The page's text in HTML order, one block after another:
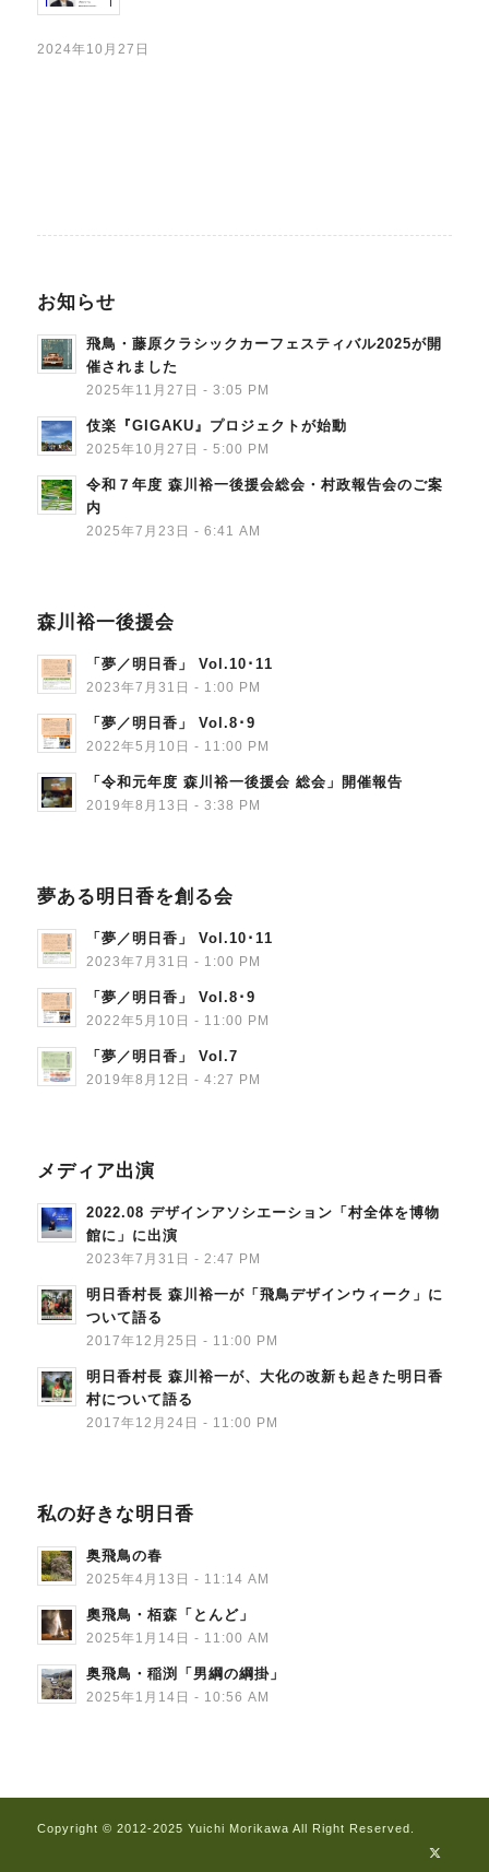
2024年10月27日
お知らせ
飛鳥・藤原クラシックカーフェスティバル2025が開
催されました
2025年11月27日 - 3:05 PM
伎楽『GIGAKU』プロジェクトが始動
2025年10月27日 - 5:00 PM
令和７年度 森川裕一後援会総会・村政報告会のご案
内
2025年7月23日 - 6:41 AM
森川裕一後援会
「夢／明日香」 Vol.10･11
2023年7月31日 - 1:00 PM
「夢／明日香」 Vol.8･9
2022年5月10日 - 11:00 PM
「令和元年度 森川裕一後援会 総会」開催報告
2019年8月13日 - 3:38 PM
夢ある明日香を創る会
「夢／明日香」 Vol.10･11
2023年7月31日 - 1:00 PM
「夢／明日香」 Vol.8･9
2022年5月10日 - 11:00 PM
「夢／明日香」 Vol.7
2019年8月12日 - 4:27 PM
メディア出演
2022.08 デザインアソシエーション「村全体を博物
館に」に出演
2023年7月31日 - 2:47 PM
明日香村長 森川裕一が「飛鳥デザインウィーク」に
ついて語る
2017年12月25日 - 11:00 PM
明日香村長 森川裕一が、大化の改新も起きた明日香
村について語る
2017年12月24日 - 11:00 PM
私の好きな明日香
奥飛鳥の春
2025年4月13日 - 11:14 AM
奧飛鳥・栢森「とんど」
2025年1月14日 - 11:00 AM
奥飛鳥・稲渕「男綱の綱掛」
2025年1月14日 - 10:56 AM
Copyright © 2012-2025 Yuichi Morikawa All Right Reserved.